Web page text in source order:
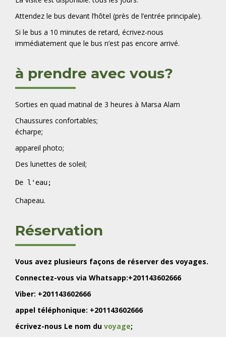
Attendez le bus devant l’hôtel (près de l’entrée principale).
Si le bus a 10 minutes de retard, écrivez-nous
immédiatement que le bus n’est pas encore arrivé.
à prendre avec vous?
Sorties en quad matinal de 3 heures à Marsa Alam
Chaussures confortables;
écharpe;
appareil photo;
Des lunettes de soleil;
De l'eau;
Chapeau.
Réservation
Vous avez plusieurs façons de réserver des voyages.
Connectez-vous via Whatsapp:+201143602666
Viber: +201143602666
appel téléphonique: +201143602666
écrivez-nous Le nom du voyage;